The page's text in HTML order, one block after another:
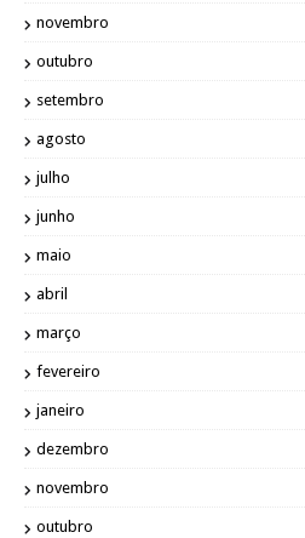
novembro
outubro
setembro
agosto
julho
junho
maio
abril
março
fevereiro
janeiro
dezembro
novembro
outubro